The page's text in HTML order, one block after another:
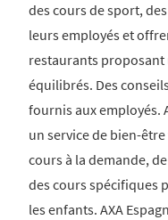
des cours de sport,
leurs employés et
restaurants proposant
équilibrés. Des
fournis aux employés.
un service de bien-
cours à la demande,
des cours spécifiques
les enfants. AXA